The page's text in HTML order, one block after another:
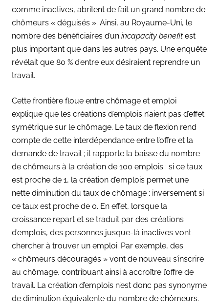
comme inactives, abritent de fait un grand nombre de
chômeurs « déguisés ». Ainsi, au Royaume-Uni, le
nombre des bénéficiaires d’un incapacity benefit est
plus important que dans les autres pays. Une enquête
révélait que 80 % d’entre eux désiraient reprendre un
travail.
Cette frontière floue entre chômage et emploi
explique que les créations d’emplois n’aient pas d’effet
symétrique sur le chômage. Le taux de flexion rend
compte de cette interdépendance entre l’offre et la
demande de travail ; il rapporte la baisse du nombre
de chômeurs à la création de 100 emplois : si ce taux
est proche de 1, la création d’emplois permet une
nette diminution du taux de chômage ; inversement si
ce taux est proche de 0. En effet, lorsque la
croissance repart et se traduit par des créations
d’emplois, des personnes jusque-là inactives vont
chercher à trouver un emploi. Par exemple, des
« chômeurs découragés » vont de nouveau s’inscrire
au chômage, contribuant ainsi à accroître l’offre de
travail. La création d’emplois n’est donc pas synonyme
de diminution équivalente du nombre de chômeurs.